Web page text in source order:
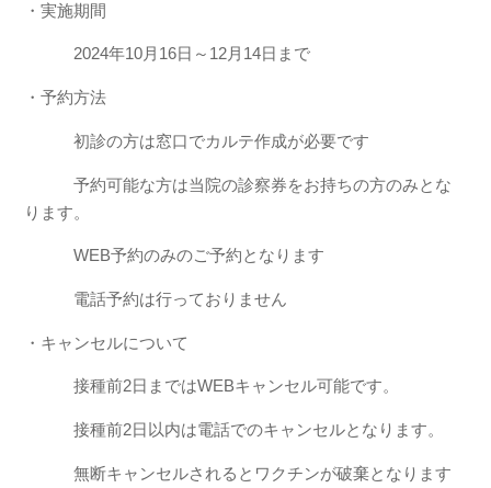
・実施期間
2024年10月16日～12月14日まで
・予約方法
初診の方は窓口でカルテ作成が必要です
予約可能な方は当院の診察券をお持ちの方のみとな
ります。
WEB予約のみのご予約となります
電話予約は行っておりません
・キャンセルについて
接種前2日まではWEBキャンセル可能です。
接種前2日以内は電話でのキャンセルとなります。
無断キャンセルされるとワクチンが破棄となります